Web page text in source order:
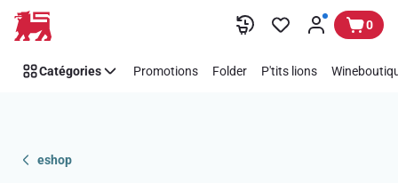
Passer 0
Catégories Promotions Folder P'tits lions
eshop